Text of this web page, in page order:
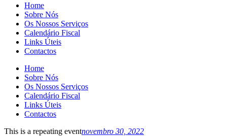
Home
Sobre Nós
Os Nossos Serviços
Calendário Fiscal
Links Úteis
Contactos
Home
Sobre Nós
Os Nossos Serviços
Calendário Fiscal
Links Úteis
Contactos
This is a repeating eventnovembro 30, 2022